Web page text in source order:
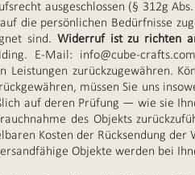
ausgeschlossen (§ 312g
die persönlichen Bedürfnisse
sind. Widerruf ist zu richten
E-Mail: info@cube-crafts.com
zurückzugewähren.
müssen Sie uns
auf deren Prüfung — wie sie
des Objekts
Kosten der Rücksendung der
Objekte werden bei